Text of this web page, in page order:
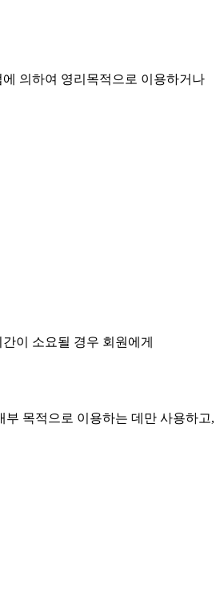
의하여 영리목적으로 이용하거나
이 소요될 경우 회원에게
목적으로 이용하는 데만 사용하고,